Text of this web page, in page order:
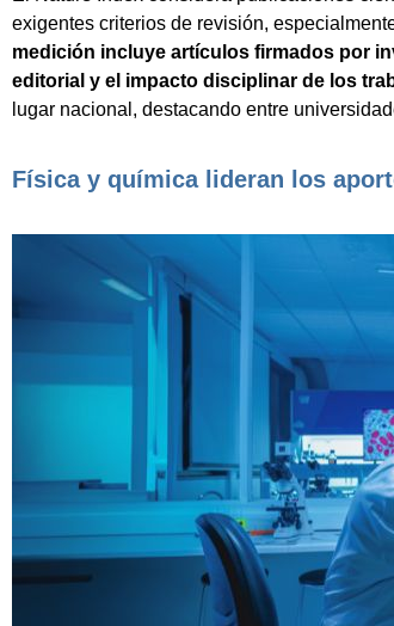
exigentes criterios de revisión,
medición incluye artículos firmados por
editorial y el impacto disciplinar de los
lugar nacional, destacando entre
Física y química lideran los